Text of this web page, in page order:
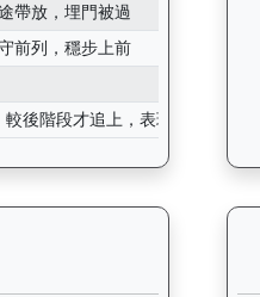
帶放，埋門被過
前列，穩步上前
後階段才追上，表現不差
及出賽紀錄圖表：以